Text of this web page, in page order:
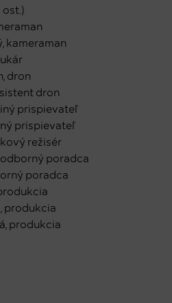
ost.)
kameraman
dron
dron
iný prispievateľ
prispievateľ
režisér
poradca
poradca
produkcia
produkcia